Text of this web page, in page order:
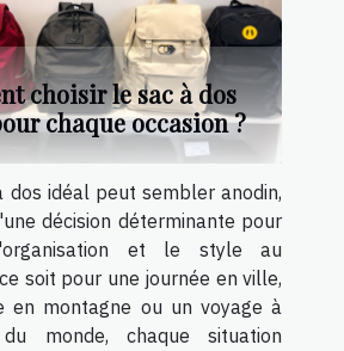
choisir le sac à dos
chaque occasion ?
dos idéal peut sembler anodin,
décision déterminante pour
et le style au
soit pour une journée en ville,
en montagne ou un voyage à
monde, chaque situation